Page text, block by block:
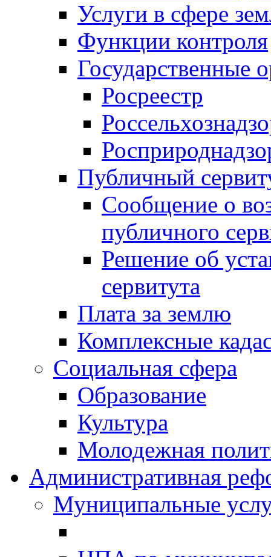
Услуги в сфере
Функции контроля
Государственные
Росреестр
Публичный
Сообщение о
публичного
Решение об
сервитута
Плата за землю
Комплексные
Социальная сфера
Образование
Культура
Молодежная
Административная
Муниципальные